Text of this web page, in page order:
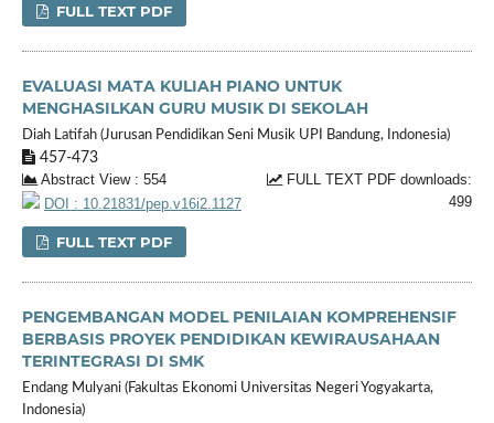
FULL TEXT PDF
EVALUASI MATA KULIAH PIANO UNTUK
MENGHASILKAN GURU MUSIK DI SEKOLAH
Diah Latifah (Jurusan Pendidikan Seni Musik UPI Bandung, Indonesia)
457-473
Abstract View : 554
FULL TEXT PDF downloads:
499
DOI : 10.21831/pep.v16i2.1127
FULL TEXT PDF
PENGEMBANGAN MODEL PENILAIAN KOMPREHENSIF
BERBASIS PROYEK PENDIDIKAN KEWIRAUSAHAAN
TERINTEGRASI DI SMK
Endang Mulyani (Fakultas Ekonomi Universitas Negeri Yogyakarta,
Indonesia)